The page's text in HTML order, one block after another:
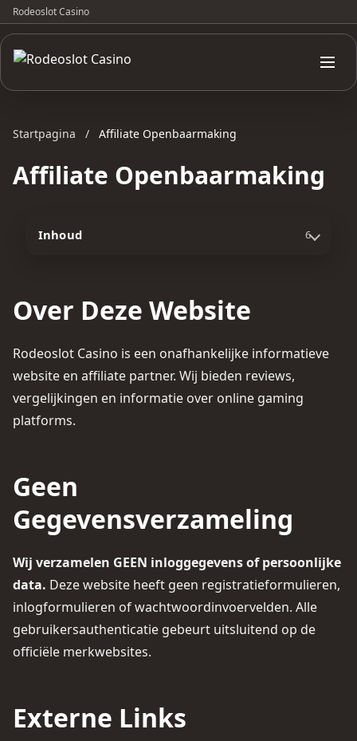
Rodeoslot Casino
Startpagina / Affiliate Openbaarmaking
Affiliate Openbaarmaking
Inhoud 6
Over Deze Website
Rodeoslot Casino is een onafhankelijke informatieve
website en affiliate partner. Wij bieden reviews,
vergelijkingen en informatie over online gaming
platforms.
Geen
Gegevensverzameling
Wij verzamelen GEEN inloggegevens of persoonlijke
data. Deze website heeft geen registratieformulieren,
inlogformulieren of wachtwoordinvoervelden. Alle
gebruikersauthenticatie gebeurt uitsluitend op de
officiële merkwebsites.
Externe Links